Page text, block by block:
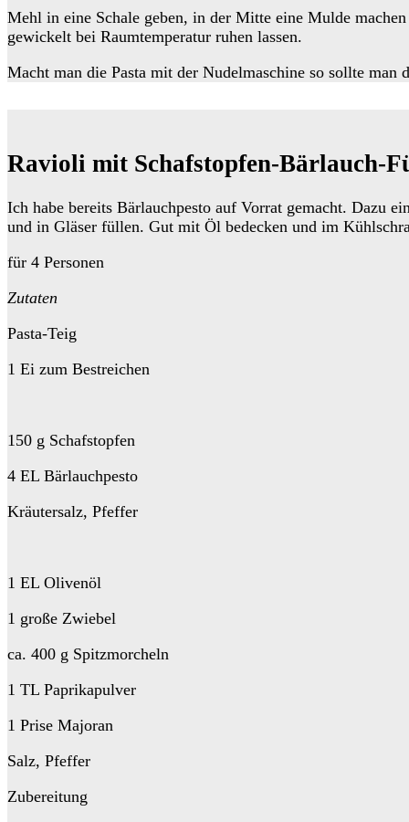
Mehl in eine Schale geben, in der Mitte eine Mulde
gewickelt bei Raumtemperatur ruhen lassen.
Macht man die Pasta mit der Nudelmaschine so sollte
Ravioli mit Schafstopfen-Bärlauch-
Ich habe bereits Bärlauchpesto auf Vorrat gemacht. Dazu
und in Gläser füllen. Gut mit Öl bedecken und im
für 4 Personen
Zutaten
Pasta-Teig
1 Ei zum Bestreichen
150 g Schafstopfen
4 EL Bärlauchpesto
Kräutersalz, Pfeffer
1 EL Olivenöl
1 große Zwiebel
ca. 400 g Spitzmorcheln
1 TL Paprikapulver
1 Prise Majoran
Salz, Pfeffer
Zubereitung